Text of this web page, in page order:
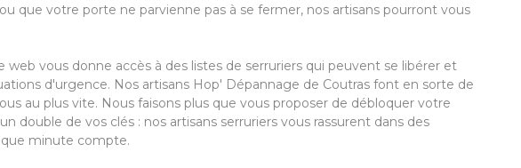
que votre porte ne parvienne pas à se fermer, nos artisans pourront vous
web vous donne accès à des listes de serruriers qui peuvent se libérer et
d'urgence. Nos artisans Hop' Dépannage de Coutras font en sorte de
au plus vite. Nous faisons plus que vous proposer de débloquer votre
double de vos clés : nos artisans serruriers vous rassurent dans des
minute compte.